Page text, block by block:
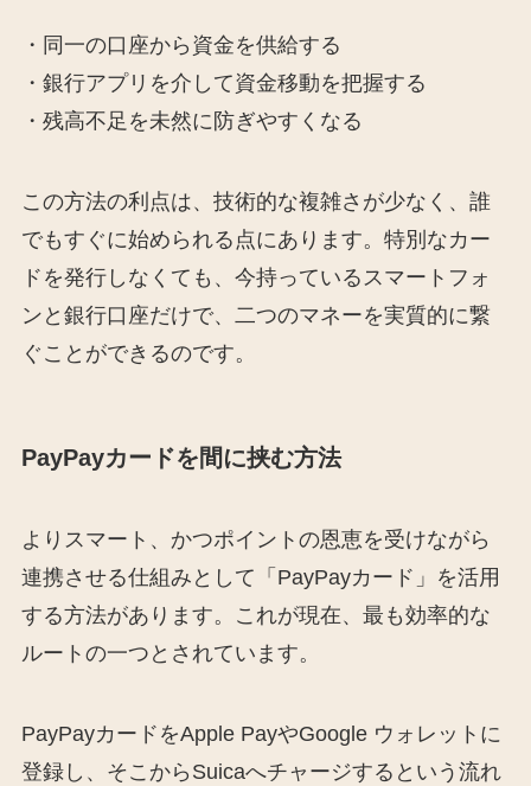
・同一の口座から資金を供給する
・銀行アプリを介して資金移動を把握する
・残高不足を未然に防ぎやすくなる
この方法の利点は、技術的な複雑さが少なく、誰
でもすぐに始められる点にあります。特別なカー
ドを発行しなくても、今持っているスマートフォ
ンと銀行口座だけで、二つのマネーを実質的に繋
ぐことができるのです。
PayPayカードを間に挟む方法
よりスマート、かつポイントの恩恵を受けながら
連携させる仕組みとして「PayPayカード」を活用
する方法があります。これが現在、最も効率的な
ルートの一つとされています。
PayPayカードをApple PayやGoogle ウォレットに
登録し、そこからSuicaへチャージするという流れ